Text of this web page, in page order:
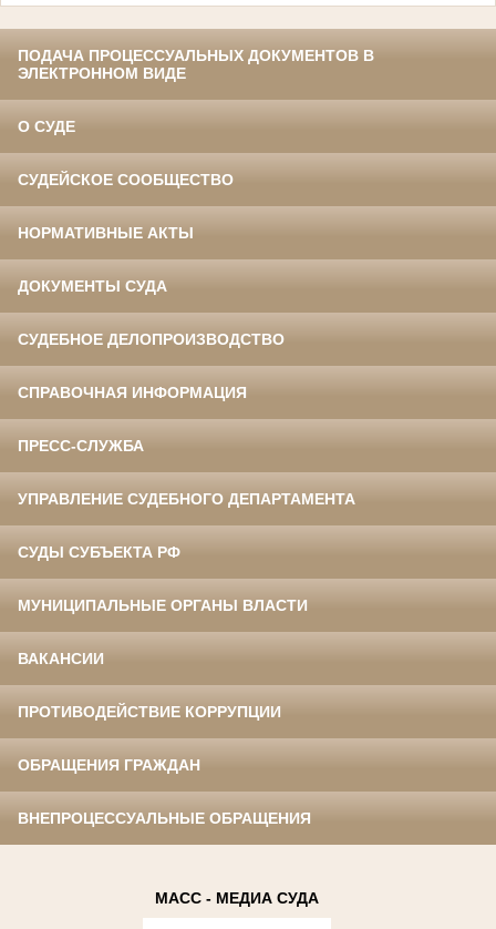
ПОДАЧА ПРОЦЕССУАЛЬНЫХ ДОКУМЕНТОВ В
ЭЛЕКТРОННОМ ВИДЕ
О СУДЕ
СУДЕЙСКОЕ СООБЩЕСТВО
НОРМАТИВНЫЕ АКТЫ
ДОКУМЕНТЫ СУДА
СУДЕБНОЕ ДЕЛОПРОИЗВОДСТВО
СПРАВОЧНАЯ ИНФОРМАЦИЯ
ПРЕСС-СЛУЖБА
УПРАВЛЕНИЕ СУДЕБНОГО ДЕПАРТАМЕНТА
СУДЫ СУБЪЕКТА РФ
МУНИЦИПАЛЬНЫЕ ОРГАНЫ ВЛАСТИ
ВАКАНСИИ
ПРОТИВОДЕЙСТВИЕ КОРРУПЦИИ
ОБРАЩЕНИЯ ГРАЖДАН
ВНЕПРОЦЕССУАЛЬНЫЕ ОБРАЩЕНИЯ
МАСС - МЕДИА СУДА